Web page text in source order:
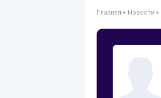
Главная • Новости •